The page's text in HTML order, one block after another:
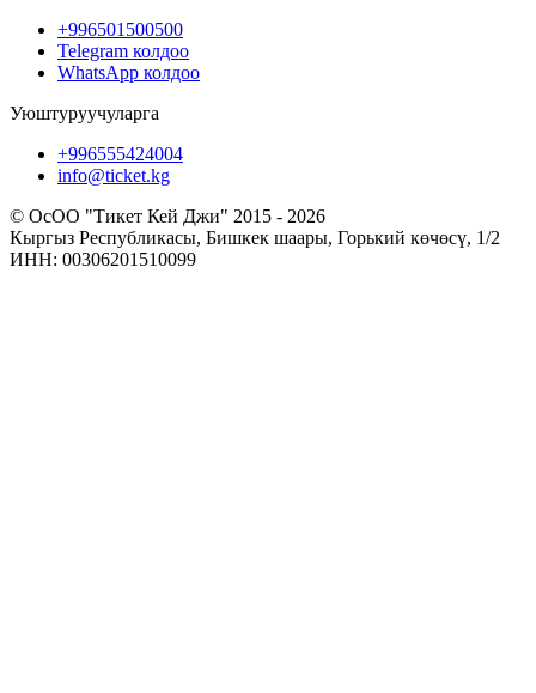
+996501500500
Telegram колдоо
WhatsApp колдоо
Уюштуруучуларга
+996555424004
info@ticket.kg
© ОсОО "Тикет Кей Джи" 2015 - 2026
Кыргыз Республикасы, Бишкек шаары, Горький көчөсү, 1/2
ИНН: 00306201510099